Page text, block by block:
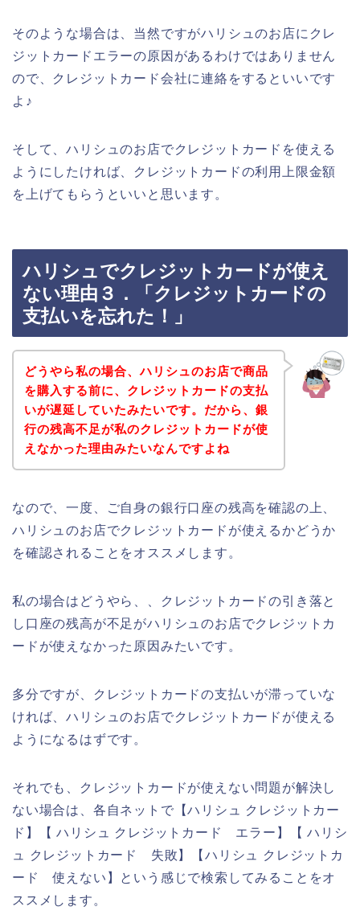
そのような場合は、当然ですがハリシュのお店にクレ
ジットカードエラーの原因があるわけではありません
ので、クレジットカード会社に連絡をするといいです
よ♪
そして、ハリシュのお店でクレジットカードを使える
ようにしたければ、クレジットカードの利用上限金額
を上げてもらうといいと思います。
ハリシュでクレジットカードが使え
ない理由３．「クレジットカードの
支払いを忘れた！」
どうやら私の場合、ハリシュのお店で商品
を購入する前に、クレジットカードの支払
いが遅延していたみたいです。だから、銀
行の残高不足が私のクレジットカードが使
えなかった理由みたいなんですよね
なので、一度、ご自身の銀行口座の残高を確認の上、
ハリシュのお店でクレジットカードが使えるかどうか
を確認されることをオススメします。
私の場合はどうやら、、クレジットカードの引き落と
し口座の残高が不足がハリシュのお店でクレジットカ
ードが使えなかった原因みたいです。
多分ですが、クレジットカードの支払いが滞っていな
ければ、ハリシュのお店でクレジットカードが使える
ようになるはずです。
それでも、クレジットカードが使えない問題が解決し
ない場合は、各自ネットで【ハリシュ クレジットカー
ド】【 ハリシュ クレジットカード エラー】【 ハリシ
ュ クレジットカード 失敗】【ハリシュ クレジットカ
ード 使えない】という感じで検索してみることをオ
ススメします。